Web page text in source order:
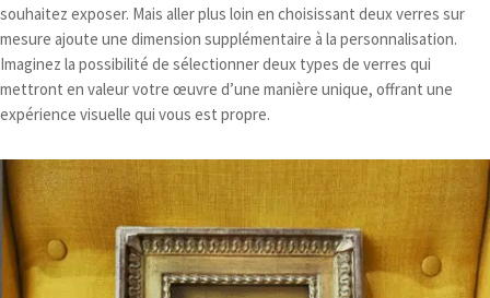
souhaitez exposer. Mais aller plus loin en choisissant deux verres sur
mesure ajoute une dimension supplémentaire à la personnalisation.
Imaginez la possibilité de sélectionner deux types de verres qui
mettront en valeur votre œuvre d’une manière unique, offrant une
expérience visuelle qui vous est propre.